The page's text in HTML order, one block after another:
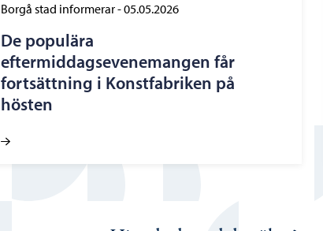
Borgå stad informerar-05.05.2026
De populära
eftermiddagsevenemangen får
fortsättning i Konstfabriken på
hösten